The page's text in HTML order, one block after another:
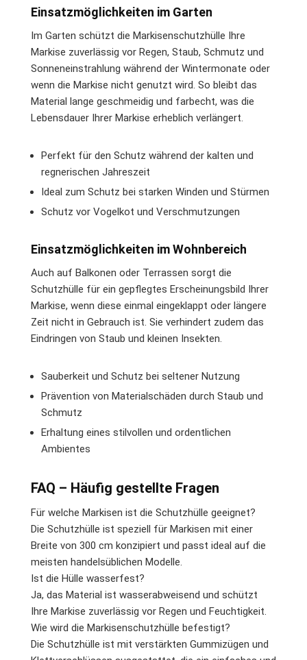
Einsatzmöglichkeiten im Garten
Im Garten schützt die Markisenschutzhülle Ihre
Markise zuverlässig vor Regen, Staub, Schmutz und
Sonneneinstrahlung während der Wintermonate oder
wenn die Markise nicht genutzt wird. So bleibt das
Material lange geschmeidig und farbecht, was die
Lebensdauer Ihrer Markise erheblich verlängert.
Perfekt für den Schutz während der kalten und
regnerischen Jahreszeit
Ideal zum Schutz bei starken Winden und Stürmen
Schutz vor Vogelkot und Verschmutzungen
Einsatzmöglichkeiten im Wohnbereich
Auch auf Balkonen oder Terrassen sorgt die
Schutzhülle für ein gepflegtes Erscheinungsbild Ihrer
Markise, wenn diese einmal eingeklappt oder längere
Zeit nicht in Gebrauch ist. Sie verhindert zudem das
Eindringen von Staub und kleinen Insekten.
Sauberkeit und Schutz bei seltener Nutzung
Prävention von Materialschäden durch Staub und
Schmutz
Erhaltung eines stilvollen und ordentlichen
Ambientes
FAQ – Häufig gestellte Fragen
Für welche Markisen ist die Schutzhülle geeignet?
Die Schutzhülle ist speziell für Markisen mit einer
Breite von 300 cm konzipiert und passt ideal auf die
meisten handelsüblichen Modelle.
Ist die Hülle wasserfest?
Ja, das Material ist wasserabweisend und schützt
Ihre Markise zuverlässig vor Regen und Feuchtigkeit.
Wie wird die Markisenschutzhülle befestigt?
Die Schutzhülle ist mit verstärkten Gummizügen und